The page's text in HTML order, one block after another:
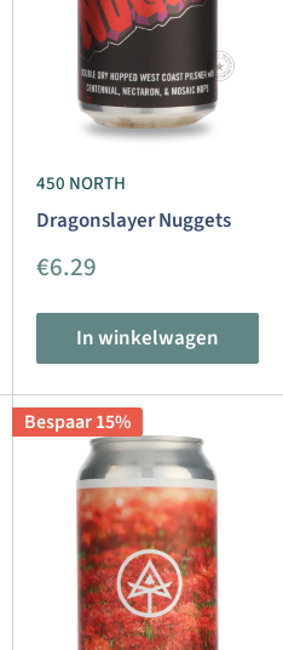
450 NORTH
Dragonslayer Nuggets
Aanbiedingsprijs
€6.29
In winkelwagen
Bespaar 15%